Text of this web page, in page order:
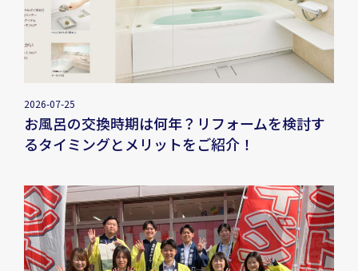
2026-07-25
お風呂の交換時期は何年？リフォームを検討す
るタイミングとメリットをご紹介！